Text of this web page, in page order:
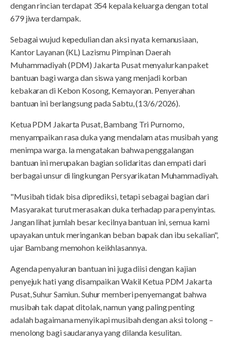
dengan rincian terdapat 354 kepala keluarga dengan total
679 jiwa terdampak.
Sebagai wujud kepedulian dan aksi nyata kemanusiaan,
Kantor Layanan (KL) Lazismu Pimpinan Daerah
Muhammadiyah (PDM) Jakarta Pusat menyalurkan paket
bantuan bagi warga dan siswa yang menjadi korban
kebakaran di Kebon Kosong, Kemayoran. Penyerahan
bantuan ini berlangsung pada Sabtu, (13/6/2026).
Ketua PDM Jakarta Pusat, Bambang Tri Purnomo,
menyampaikan rasa duka yang mendalam atas musibah yang
menimpa warga. Ia mengatakan bahwa penggalangan
bantuan ini merupakan bagian solidaritas dan empati dari
berbagai unsur di lingkungan Persyarikatan Muhammadiyah.
"Musibah tidak bisa diprediksi, tetapi sebagai bagian dari
Masyarakat turut merasakan duka terhadap para penyintas.
Jangan lihat jumlah besar kecilnya bantuan ini, semua kami
upayakan untuk meringankan beban bapak dan ibu sekalian",
ujar Bambang memohon keikhlasannya.
Agenda penyaluran bantuan ini juga diisi dengan kajian
penyejuk hati yang disampaikan Wakil Ketua PDM Jakarta
Pusat, Suhur Samiun. Suhur memberi penyemangat bahwa
musibah tak dapat ditolak, namun yang paling penting
adalah bagaimana menyikapi musibah dengan aksi tolong –
menolong bagi saudaranya yang dilanda kesulitan.